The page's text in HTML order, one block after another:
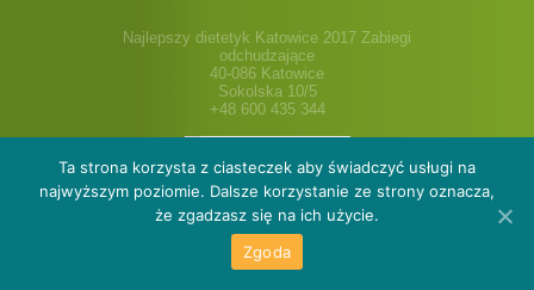
Najlepszy dietetyk Katowice 2017 Zabiegi
odchudzające
40-086 Katowice
Sokolska 10/5
+48 600 435 344
Oferta Galeria
Cenniki i pakiety
Blog dietetyka
Sklep
Ta strona korzysta z ciasteczek aby świadczyć usługi na
najwyższym poziomie. Dalsze korzystanie ze strony oznacza,
że zgadzasz się na ich użycie.
Zgoda